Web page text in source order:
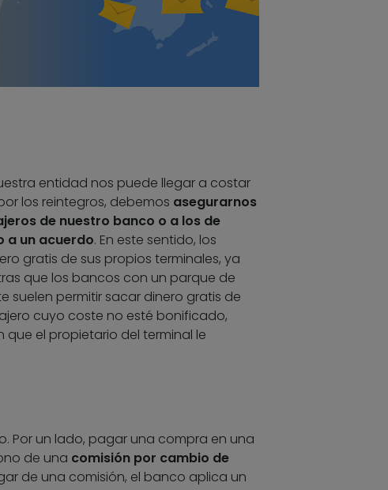
entidad nos puede llegar a costar
los reintegros, debemos asegurarnos
de nuestro banco o a los de
a un acuerdo. En este sentido, los
gratis de sus propios terminales, ya
que los bancos con un parque de
permitir sacar dinero gratis de
cuyo coste no esté bonificado,
el propietario del terminal le
Por un lado, pagar una compra en una
de una comisión por cambio de
de una comisión, el banco aplica un